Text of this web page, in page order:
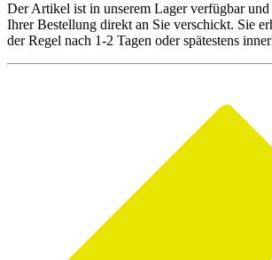
Der Artikel ist in unserem Lager verfügbar
Ihrer Bestellung direkt an Sie verschickt. Sie
der Regel nach 1-2 Tagen oder spätestens